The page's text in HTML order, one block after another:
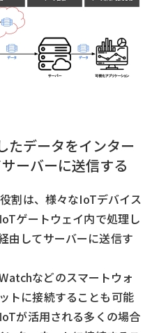
たデータをインター
ーバーに送信する
割は、様々なIoTデバイス
ゲートウェイ内で処理し
由してサーバーに送信す
などのスマートウォ
トに接続することも可能
が活用される多くの場合